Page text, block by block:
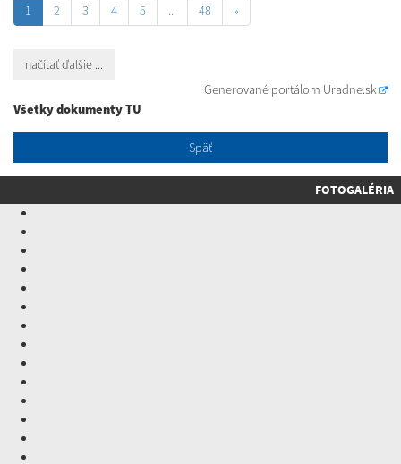
1 2 3 4 5 ... 48 »
načítať ďalšie ...
Generované portálom Uradne.sk
Všetky dokumenty TU
Späť
FOTOGALÉRIA